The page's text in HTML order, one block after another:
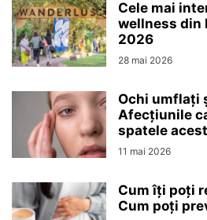
Cele mai
wellness din
2026
28 mai 2026
Ochi umflați
Afecțiunile
spatele
11 mai 2026
Cum îți poți
Cum poți